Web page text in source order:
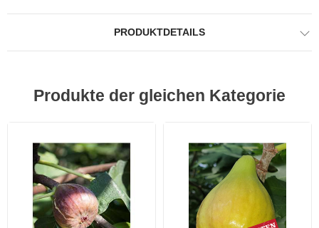
PRODUKTDETAILS
Produkte der gleichen Kategorie